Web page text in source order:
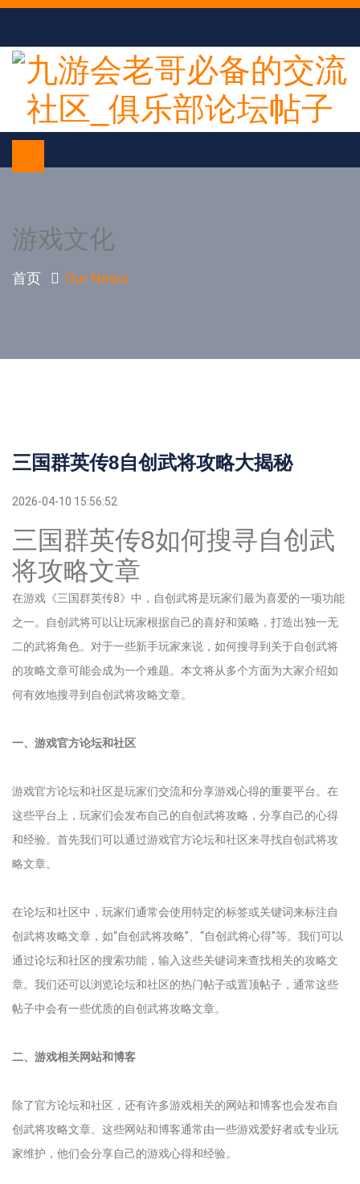
游戏文化
首页 Our News
三国群英传8自创武将攻略大揭秘
2026-04-10 15:56:52
三国群英传8如何搜寻自创武
将攻略文章
在游戏《三国群英传8》中，自创武将是玩家们最为喜爱的一项功能
之一。自创武将可以让玩家根据自己的喜好和策略，打造出独一无
二的武将角色。对于一些新手玩家来说，如何搜寻到关于自创武将
的攻略文章可能会成为一个难题。本文将从多个方面为大家介绍如
何有效地搜寻到自创武将攻略文章。
一、游戏官方论坛和社区
游戏官方论坛和社区是玩家们交流和分享游戏心得的重要平台。在
这些平台上，玩家们会发布自己的自创武将攻略，分享自己的心得
和经验。首先我们可以通过游戏官方论坛和社区来寻找自创武将攻
略文章。
在论坛和社区中，玩家们通常会使用特定的标签或关键词来标注自
创武将攻略文章，如“自创武将攻略”、“自创武将心得”等。我们可以
通过论坛和社区的搜索功能，输入这些关键词来查找相关的攻略文
章。我们还可以浏览论坛和社区的热门帖子或置顶帖子，通常这些
帖子中会有一些优质的自创武将攻略文章。
二、游戏相关网站和博客
除了官方论坛和社区，还有许多游戏相关的网站和博客也会发布自
创武将攻略文章。这些网站和博客通常由一些游戏爱好者或专业玩
家维护，他们会分享自己的游戏心得和经验。